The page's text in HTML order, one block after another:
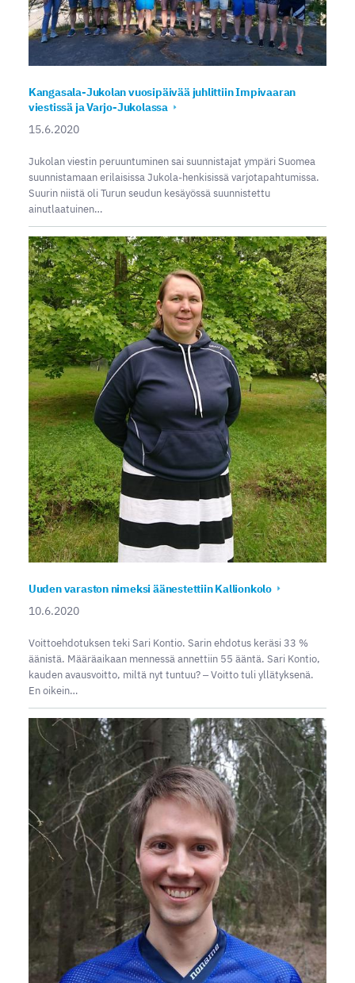
Kangasala-Jukolan vuosipäivää juhlittiin Impivaaran
viestissä ja Varjo-Jukolassa
15.6.2020
Jukolan viestin peruuntuminen sai suunnistajat ympäri Suomea
suunnistamaan erilaisissa Jukola-henkisissä varjotapahtumissa.
Suurin niistä oli Turun seudun kesäyössä suunnistettu
ainutlaatuinen…
Uuden varaston nimeksi äänestettiin Kallionkolo
10.6.2020
Voittoehdotuksen teki Sari Kontio. Sarin ehdotus keräsi 33 %
äänistä. Määräaikaan mennessä annettiin 55 ääntä. Sari Kontio,
kauden avausvoitto, miltä nyt tuntuu? ‒ Voitto tuli yllätyksenä.
En oikein…